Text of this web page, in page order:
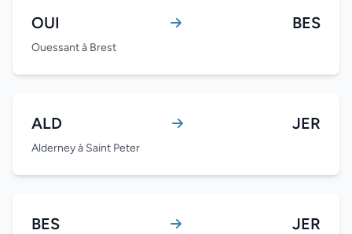
OUI BES
Ouessant à Brest
ALD JER
Alderney à Saint Peter
BES JER